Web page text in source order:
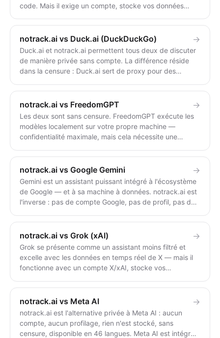
code. Mais il exige un compte, stocke vos données
en Chine. notrack.ai ne stocke rien, ne nécessite pas de
compte et est sans censure. Utilisez DeepSeek pour
des performances économiques ; utilisez notrack.ai si
vous ne voulez pas que vos discussions soient
enregistrées à l'étranger ou filtrées.
notrack.ai vs Duck.ai (DuckDuckGo) →
Duck.ai et notrack.ai permettent tous deux de discuter
de manière privée sans compte. La différence réside
dans la censure : Duck.ai sert de proxy pour des
comme eux ; notrack.ai utilise un modèle indépendant
et sans censure qui répond directement. Choisissez
Duck.ai pour des modèles de marque avec
confidentialité ; choisissez notrack.ai pour des réponses
sans censure et multilingues.
notrack.ai vs FreedomGPT →
Les deux sont sans censure. FreedomGPT exécute les
modèles localement sur votre propre machine —
confidentialité maximale, mais cela nécessite une
notrack.ai fonctionne dans le navigateur : rien à
installer, pas de compte, sans état, 46 langues.
Choisissez FreedomGPT pour une utilisation
entièrement hors ligne/localement ; choisissez
notrack.ai pour simplement ouvrir un onglet et poser
une question.
notrack.ai vs Google Gemini →
Gemini est un assistant puissant intégré à l'écosystème
de Google — et à sa machine à données. notrack.ai est
l'inverse : pas de compte Google, pas de profil, pas de
Google et la puissance multimodale ; utilisez notrack.ai
lorsque vous ne voulez pas que Google soit lié à vos
questions.
notrack.ai vs Grok (xAI) →
Grok se présente comme un assistant moins filtré et
excelle avec les données en temps réel de X — mais il
fonctionne avec un compte X/xAI, stocke vos
plateforme. notrack.ai ne nécessite aucun compte, ne
stocke rien et est entièrement sans censure. Utilisez
Grok pour des réponses en temps réel intégrées à X ;
utilisez notrack.ai pour des discussions anonymes, sans
compte et sans filtrage.
notrack.ai vs Meta AI →
notrack.ai est l'alternative privée à Meta AI : aucun
compte, aucun profilage, rien n'est stocké, sans
censure, disponible en 46 langues. Meta AI est intégré